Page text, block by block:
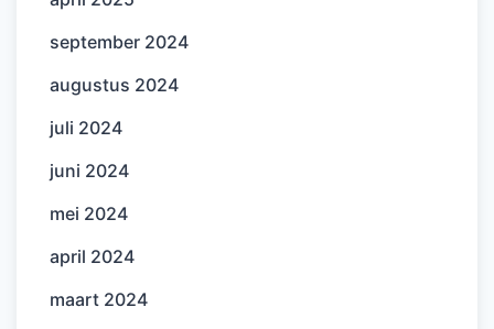
september 2024
augustus 2024
juli 2024
juni 2024
mei 2024
april 2024
maart 2024